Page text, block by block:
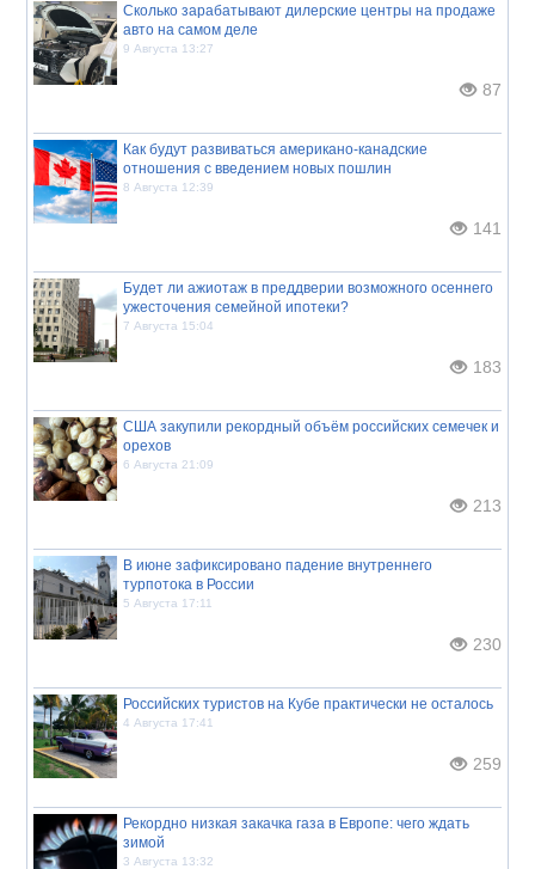
Сколько зарабатывают дилерские центры на продаже
авто на самом деле
9 Августа 13:27
87
Как будут развиваться американо-канадские
отношения с введением новых пошлин
8 Августа 12:39
141
Будет ли ажиотаж в преддверии возможного осеннего
ужесточения семейной ипотеки?
7 Августа 15:04
183
США закупили рекордный объём российских семечек и
орехов
6 Августа 21:09
213
В июне зафиксировано падение внутреннего
турпотока в России
5 Августа 17:11
230
Российских туристов на Кубе практически не осталось
4 Августа 17:41
259
Рекордно низкая закачка газа в Европе: чего ждать
зимой
3 Августа 13:32